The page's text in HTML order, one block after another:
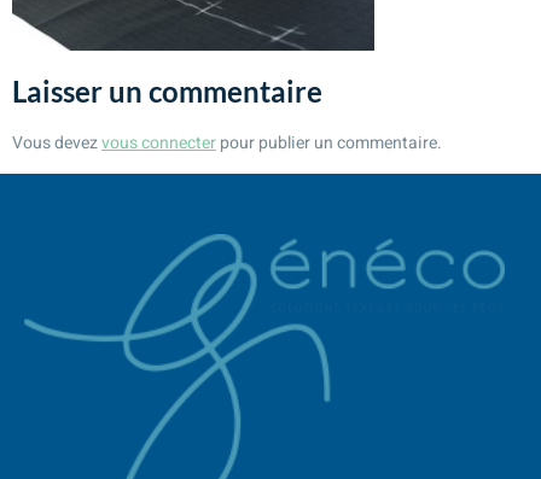
Laisser un commentaire
Vous devezvous connecterpour publier un commentaire.